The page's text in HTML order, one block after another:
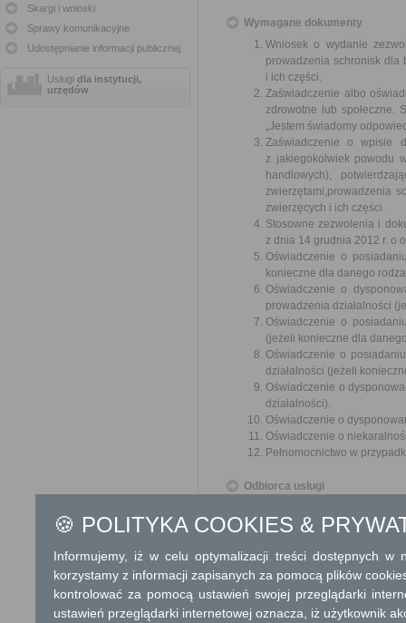
Skargi i wnioski
Sprawy komunikacyjne
Udostępnianie informacji publicznej
Usługi dla instytucji,
urzędów
Wymagane dokumenty
Wniosek o wydanie
prowadzenia schronisk dla
i ich części.
Zaświadczenie albo
zdrowotne lub społeczne.
„Jestem świadomy
Zaświadczenie o wpisie
z jakiegokolwiek powodu
handlowych),
zwierzętami,prowadzenia
zwierzęcych i ich części.
Stosowne zezwolenia i
z dnia 14 grudnia 2012 r. o
Oświadczenie o
konieczne dla danego
Oświadczenie o
prowadzenia działalności
Oświadczenie o
(jeżeli konieczne dla
Oświadczenie o
działalności (jeżeli
Oświadczenie o
działalności).
Oświadczenie o
Oświadczenie o
Pełnomocnictwo w
Odbiorca usługi
Sprawa załatwiana jest
terminu nie wlicza się
zawieszenia postępowania
od organu).
🍪 POLITYKA COOKIES &
Informujemy, iż w celu optymalizacji treści dostępnych w
korzystamy z informacji zapisanych za pomocą plików
kontrolować za pomocą ustawień swojej przeglądarki
ustawień przeglądarki internetowej oznacza, iż użytkownik